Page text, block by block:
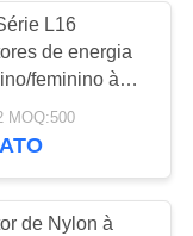
49
L16
de energia
feminino à
30A 60V
de lítio
MOQ:500
de Nylon à